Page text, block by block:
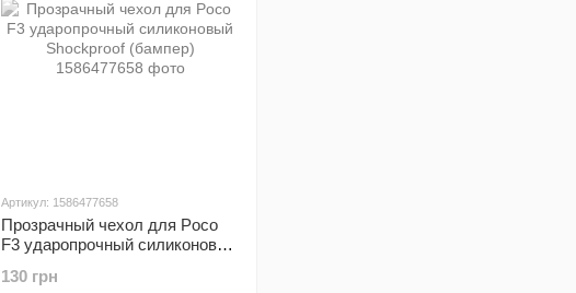
Артикул: 1586477658
Прозрачный чехол для Poco
F3 ударопрочный силиконовый
130 грн